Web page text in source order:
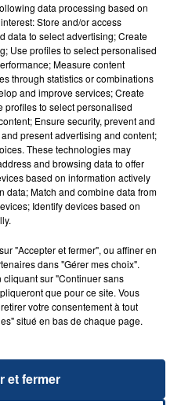
: UNE FEMME ET
ET LA...
par le feu après avoir
leur bébé de trois mois
data processing based on
Store and/or access
data to select advertising; Create
Use profiles to select personalised
Measure content
through statistics or combinations
and improve services; Create
profiles to select personalised
Ensure security, prevent and
present advertising and content;
These technologies may
and browsing data to offer
based on information actively
data; Match and combine data from
Identify devices based on
"Accepter et fermer", ou affiner en
dans "Gérer mes choix".
sur "Continuer sans
que pour ce site. Vous
votre consentement à tout
situé en bas de chaque page.
et fermer